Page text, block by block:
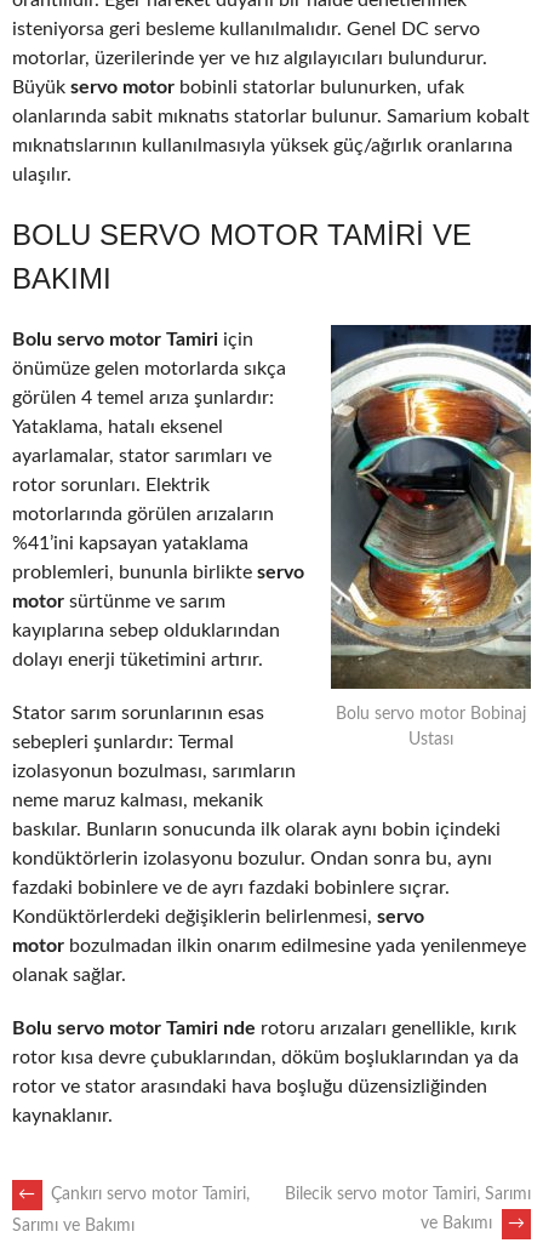
isteniyorsa geri besleme kullanılmalıdır. Genel DC servo
motorlar, üzerilerinde yer ve hız algılayıcıları bulundurur.
Büyük servo motor bobinli statorlar bulunurken, ufak
olanlarında sabit mıknatıs statorlar bulunur. Samarium kobalt
mıknatıslarının kullanılmasıyla yüksek güç/ağırlık oranlarına
ulaşılır.
BOLU SERVO MOTOR TAMIRI VE
BAKIMI
Bolu servo motor Bobinaj
Ustası
Bolu servo motor Tamiri için
önümüze gelen motorlarda sıkça
görülen 4 temel arıza şunlardır:
Yataklama, hatalı eksenel
ayarlamalar, stator sarımları ve
rotor sorunları. Elektrik
motorlarında görülen arızaların
%41’ini kapsayan yataklama
problemleri, bununla birlikte servo
motor sürtünme ve sarım
kayıplarına sebep olduklarından
dolayı enerji tüketimini artırır.
Stator sarım sorunlarının esas
sebepleri şunlardır: Termal
izolasyonun bozulması, sarımların
neme maruz kalması, mekanik
baskılar. Bunların sonucunda ilk olarak aynı bobin içindeki
kondüktörlerin izolasyonu bozulur. Ondan sonra bu, aynı
fazdaki bobinlere ve de ayrı fazdaki bobinlere sıçrar.
Kondüktörlerdeki değişiklerin belirlenmesi, servo
motor bozulmadan ilkin onarım edilmesine yada yenilenmeye
olanak sağlar.
Bolu servo motor Tamiri nde rotoru arızaları genellikle, kırık
rotor kısa devre çubuklarından, döküm boşluklarından ya da
rotor ve stator arasındaki hava boşluğu düzensizliğinden
kaynaklanır.
POST
←
Çankırı servo motor Tamiri,
Sarımı ve Bakımı
Bilecik servo motor Tamiri, Sarımı
ve Bakımı
→